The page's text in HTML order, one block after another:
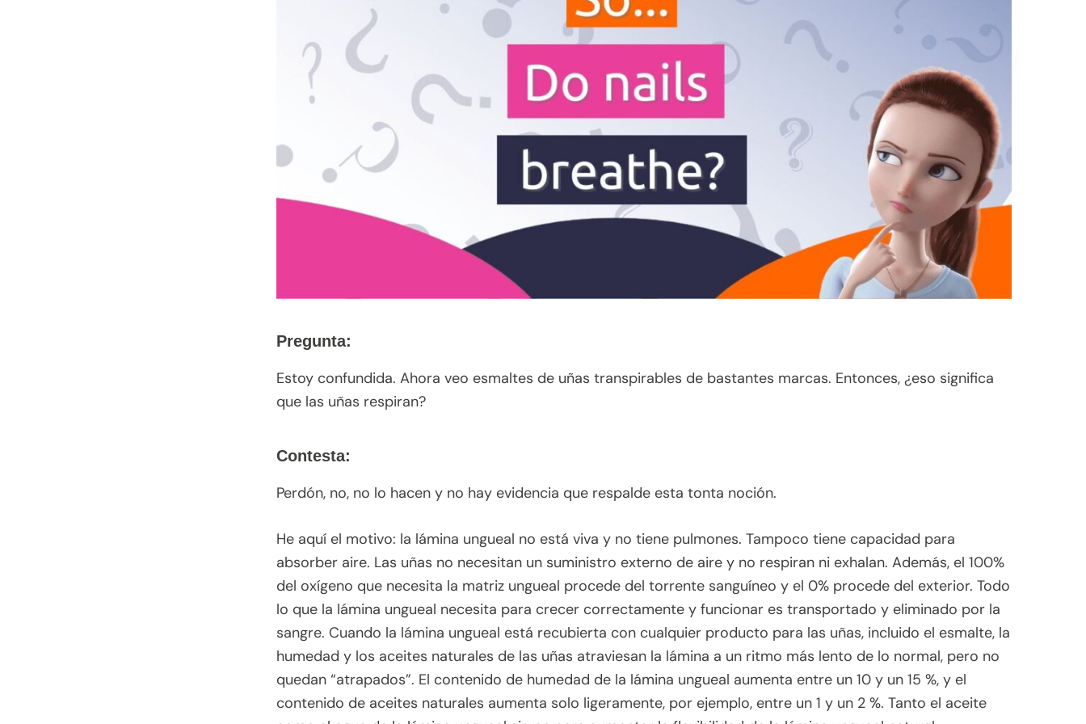
Pregunta:
Estoy confundida. Ahora veo esmaltes de uñas transpirables de bastantes marcas. Entonces, ¿eso significa
que las uñas respiran?
Contesta:
Perdón, no, no lo hacen y no hay evidencia que respalde esta tonta noción.
He aquí el motivo: la lámina ungueal no está viva y no tiene pulmones. Tampoco tiene capacidad para
absorber aire. Las uñas no necesitan un suministro externo de aire y no respiran ni exhalan. Además, el 100%
del oxígeno que necesita la matriz ungueal procede del torrente sanguíneo y el 0% procede del exterior. Todo
lo que la lámina ungueal necesita para crecer correctamente y funcionar es transportado y eliminado por la
sangre. Cuando la lámina ungueal está recubierta con cualquier producto para las uñas, incluido el esmalte, la
humedad y los aceites naturales de las uñas atraviesan la lámina a un ritmo más lento de lo normal, pero no
quedan “atrapados”. El contenido de humedad de la lámina ungueal aumenta entre un 10 y un 15 %, y el
contenido de aceites naturales aumenta solo ligeramente, por ejemplo, entre un 1 y un 2 %. Tanto el aceite